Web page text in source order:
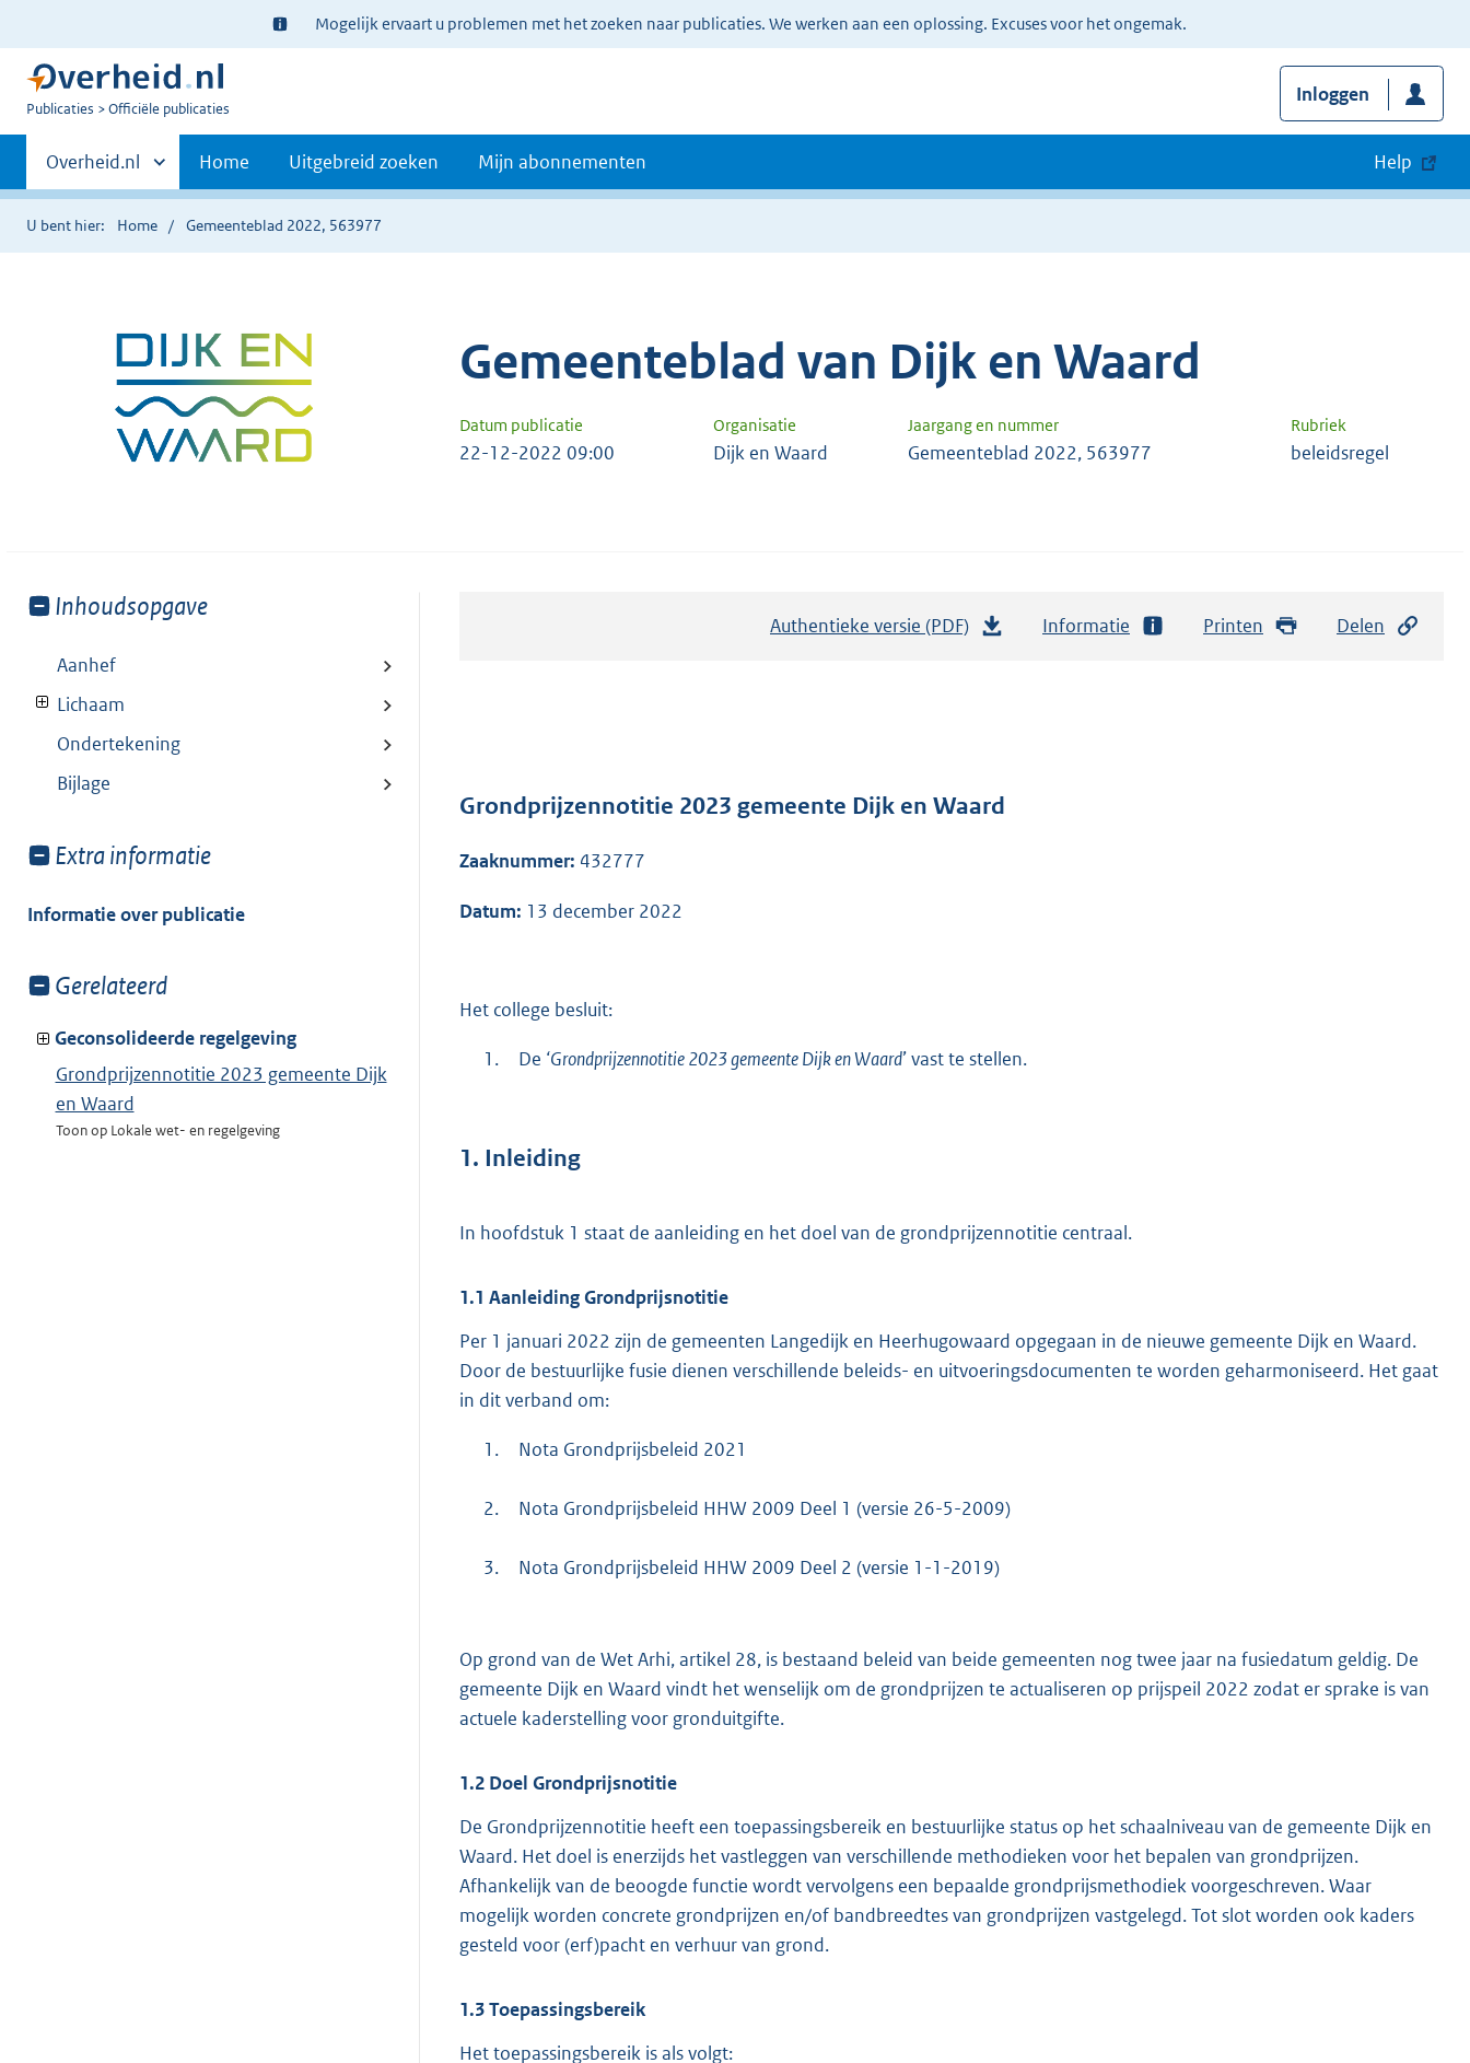
Ter
informatie:
Mogelijk ervaart u problemen met het zoeken naar publicaties. We werken aan een oplossing. Excuses voor het ongemak.
U
Publicaties Officiële publicaties
Inloggen
Primaire
navigatie
Andere
sites
binnen
Overheid.nl Home Uitgebreid zoeken Mijn abonnementen Help
U bent hier: Home Gemeenteblad 2022, 563977
Gemeenteblad van Dijk en Waard
Datum publicatie Organisatie Jaargang en nummer Rubriek
22-12-2022 09:00 Dijk en Waard Gemeenteblad 2022, 563977 beleidsregel
Toon
van:
Inhoudsopgave
Aanhef
Lichaam
Ondertekening
Bijlage
Toon
van:
Extra informatie
Informatie over publicatie
Toon
van:
Gerelateerd
Geconsolideerde regelgeving
Grondprijzennotitie 2023 gemeente Dijk
en Waard
Toon op Lokale wet- en regelgeving
Authentieke versie (PDF)
d
:
Informatie Printen Delen
Grondprijzennotitie 2023 gemeente Dijk en Waard
Zaaknummer: 432777
Datum: 13 december 2022
Het college besluit:
1. De ‘Grondprijzennotitie 2023 gemeente Dijk en Waard’ vast te stellen.
1. Inleiding
In hoofdstuk 1 staat de aanleiding en het doel van de grondprijzennotitie centraal.
1.1 Aanleiding Grondprijsnotitie
Per 1 januari 2022 zijn de gemeenten Langedijk en Heerhugowaard opgegaan in de nieuwe gemeente Dijk en Waard.
Door de bestuurlijke fusie dienen verschillende beleids- en uitvoeringsdocumenten te worden geharmoniseerd. Het gaat
in dit verband om:
1. Nota Grondprijsbeleid 2021
2. Nota Grondprijsbeleid HHW 2009 Deel 1 (versie 26-5-2009)
3. Nota Grondprijsbeleid HHW 2009 Deel 2 (versie 1-1-2019)
Op grond van de Wet Arhi, artikel 28, is bestaand beleid van beide gemeenten nog twee jaar na fusiedatum geldig. De
gemeente Dijk en Waard vindt het wenselijk om de grondprijzen te actualiseren op prijspeil 2022 zodat er sprake is van
actuele kaderstelling voor gronduitgifte.
1.2 Doel Grondprijsnotitie
De Grondprijzennotitie heeft een toepassingsbereik en bestuurlijke status op het schaalniveau van de gemeente Dijk en
Waard. Het doel is enerzijds het vastleggen van verschillende methodieken voor het bepalen van grondprijzen.
Afhankelijk van de beoogde functie wordt vervolgens een bepaalde grondprijsmethodiek voorgeschreven. Waar
mogelijk worden concrete grondprijzen en/of bandbreedtes van grondprijzen vastgelegd. Tot slot worden ook kaders
gesteld voor (erf)pacht en verhuur van grond.
1.3Toepassingsbereik
Het toepassingsbereik is als volgt: